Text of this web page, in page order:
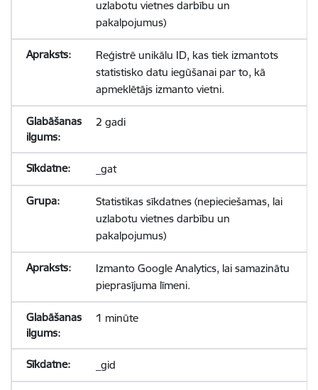
uzlabotu vietnes darbību un
pakalpojumus)
Reģistrē unikālu ID, kas tiek izmantots
statistisko datu iegūšanai par to, kā
apmeklētājs izmanto vietni.
2 gadi
_gat
Statistikas sīkdatnes (nepieciešamas, lai
uzlabotu vietnes darbību un
pakalpojumus)
Izmanto Google Analytics, lai samazinātu
pieprasījuma līmeni.
1 minūte
_gid